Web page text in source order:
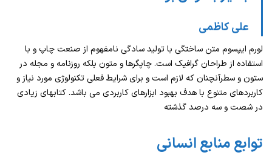
علی کاظمی
لورم ایپسوم متن ساختگی با تولید سادگی نامفهوم از صنعت چاپ و با
استفاده از طراحان گرافیک است. چاپگرها و متون بلکه روزنامه و مجله در
ستون و سطرآنچنان که لازم است و برای شرایط فعلی تکنولوژی مورد نیاز و
کاربردهای متنوع با هدف بهبود ابزارهای کاربردی می باشد. کتابهای زیادی
در شصت و سه درصد گذشته
توابع منابع انسانی